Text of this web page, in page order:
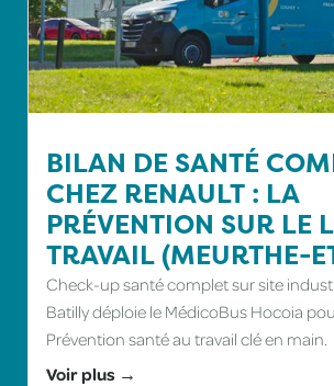
BILAN DE SANTÉ
CHEZ RENAULT : LA
PRÉVENTION SUR LE
TRAVAIL (MEURTHE-
MOSELLE)
Check-up santé complet sur site
Batilly déploie le MédicoBus Hocoia
Prévention santé au travail clé en main.
Voir plus →